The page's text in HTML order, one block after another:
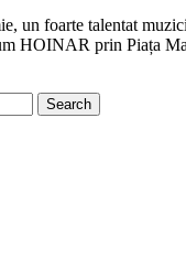
un foarte talentat
HOINAR prin Piața